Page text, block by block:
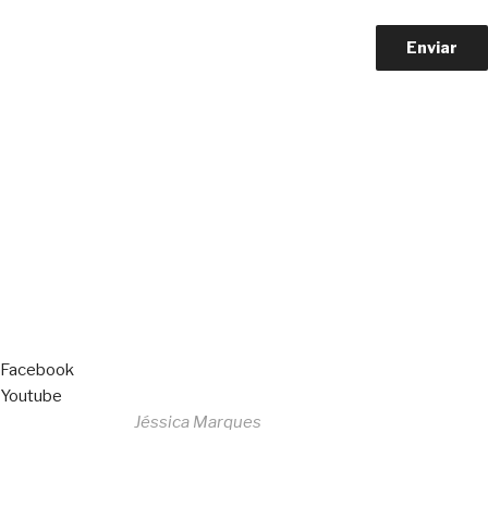
Facebook
Youtube
Jéssica Marques